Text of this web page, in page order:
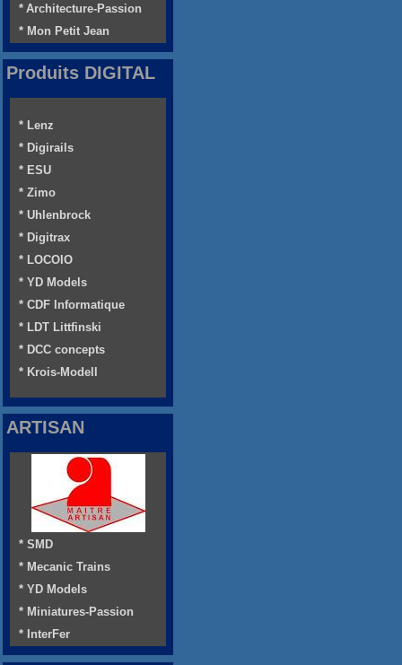
* Architecture-Passion
* Mon Petit Jean
Produits DIGITAL
* Lenz
* Digirails
* ESU
* Zimo
* Uhlenbrock
* Digitrax
* LOCOIO
* YD Models
* CDF Informatique
* LDT Littfinski
* DCC concepts
* Krois-Modell
ARTISAN
* SMD
* Mecanic Trains
* YD Models
* Miniatures-Passion
* InterFer